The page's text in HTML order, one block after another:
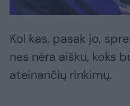
Kol kas, pasak jo,
nes nėra aišku, koks
ateinančių rinkimų.